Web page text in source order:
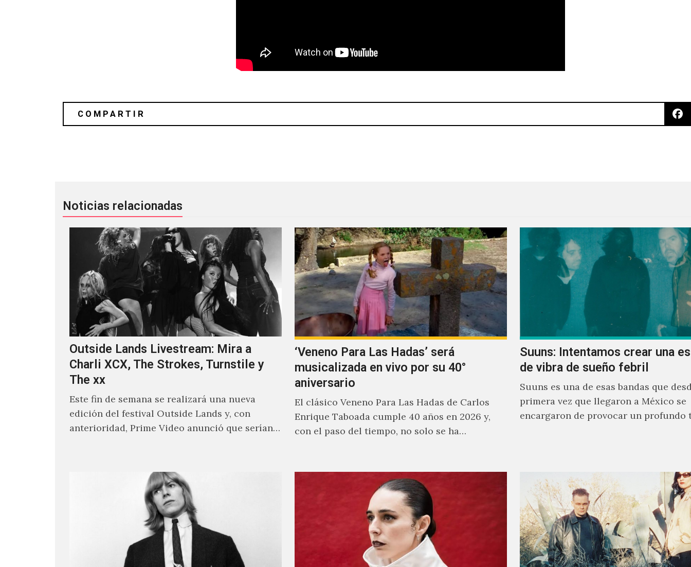
Noticias relacionadas
Outside Lands Livestream: Mira a
Charli XCX, The Strokes, Turnstile y
The xx
Este fin de semana se realizará una nueva
edición del festival Outside Lands y, con
anterioridad, Prime Video anunció que serían
‘Veneno Para Las Hadas’ será
musicalizada en vivo por su 40°
aniversario
El clásico Veneno Para Las Hadas de Carlos
Enrique Taboada cumple 40 años en 2026 y,
con el paso del tiempo, no solo se ha…
Suuns: Intentamos crear una
de vibra de sueño febril
Suuns es una de esas bandas que
primera vez que llegaron a México se
encargaron de provocar un profundo